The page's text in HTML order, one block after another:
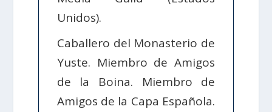
Unidos).
Caballero del Monasterio de
Yuste. Miembro de Amigos
de la Boina. Miembro de
Amigos de la Capa Española.